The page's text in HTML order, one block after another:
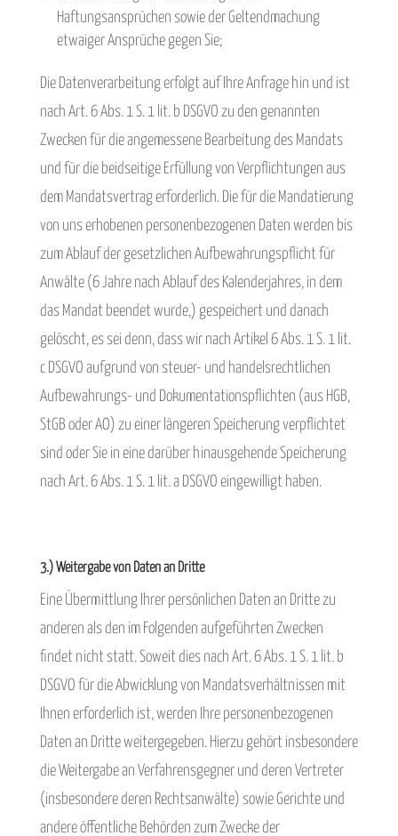
Haftungsansprüchen sowie der Geltendmachung
etwaiger Ansprüche gegen Sie;
Die Datenverarbeitung erfolgt auf Ihre Anfrage hin und ist
nach Art. 6 Abs. 1 S. 1 lit. b DSGVO zu den genannten
Zwecken für die angemessene Bearbeitung des Mandats
und für die beidseitige Erfüllung von Verpflichtungen aus
dem Mandatsvertrag erforderlich. Die für die Mandatierung
von uns erhobenen personenbezogenen Daten werden bis
zum Ablauf der gesetzlichen Aufbewahrungspflicht für
Anwälte (6 Jahre nach Ablauf des Kalenderjahres, in dem
das Mandat beendet wurde,) gespeichert und danach
gelöscht, es sei denn, dass wir nach Artikel 6 Abs. 1 S. 1 lit.
c DSGVO aufgrund von steuer- und handelsrechtlichen
Aufbewahrungs- und Dokumentationspflichten (aus HGB,
StGB oder AO) zu einer längeren Speicherung verpflichtet
sind oder Sie in eine darüber hinausgehende Speicherung
nach Art. 6 Abs. 1 S. 1 lit. a DSGVO eingewilligt haben.
3.) Weitergabe von Daten an Dritte
Eine Übermittlung Ihrer persönlichen Daten an Dritte zu
anderen als den im Folgenden aufgeführten Zwecken
findet nicht statt. Soweit dies nach Art. 6 Abs. 1 S. 1 lit. b
DSGVO für die Abwicklung von Mandatsverhältnissen mit
Ihnen erforderlich ist, werden Ihre personenbezogenen
Daten an Dritte weitergegeben. Hierzu gehört insbesondere
die Weitergabe an Verfahrensgegner und deren Vertreter
(insbesondere deren Rechtsanwälte) sowie Gerichte und
andere öffentliche Behörden zum Zwecke der